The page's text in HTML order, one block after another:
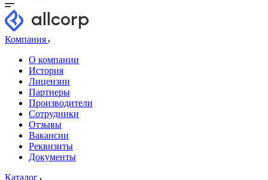
Компания
О компании
История
Лицензии
Партнеры
Производители
Сотрудники
Отзывы
Вакансии
Реквизиты
Документы
Каталог